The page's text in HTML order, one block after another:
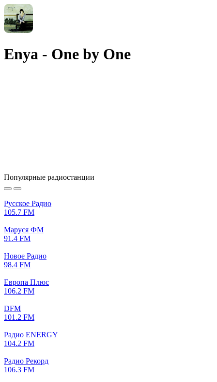
Enya - One by One
Популярные радиостанции
Русское Радио
105.7 FM
Маруся ФМ
91.4 FM
Новое Радио
98.4 FM
Европа Плюс
106.2 FM
DFM
101.2 FM
Радио ENERGY
104.2 FM
Радио Рекорд
106.3 FM